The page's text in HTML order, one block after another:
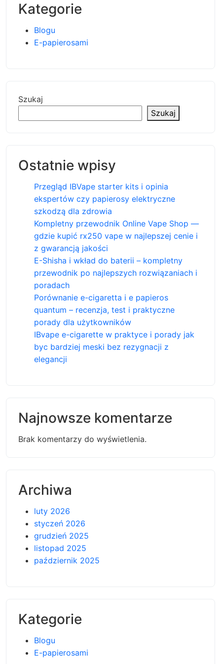
Kategorie
Blogu
E-papierosami
Szukaj
Szukaj
Ostatnie wpisy
Przegląd IBVape starter kits i opinia
ekspertów czy papierosy elektryczne
szkodzą dla zdrowia
Kompletny przewodnik Online Vape Shop —
gdzie kupić rx250 vape w najlepszej cenie i
z gwarancją jakości
E-Shisha i wkład do baterii – kompletny
przewodnik po najlepszych rozwiązaniach i
poradach
Porównanie e-cigaretta i e papieros
quantum – recenzja, test i praktyczne
porady dla użytkowników
IBvape e-cigarette w praktyce i porady jak
byc bardziej meski bez rezygnacji z
elegancji
Najnowsze komentarze
Brak komentarzy do wyświetlenia.
Archiwa
luty 2026
styczeń 2026
grudzień 2025
listopad 2025
październik 2025
Kategorie
Blogu
E-papierosami